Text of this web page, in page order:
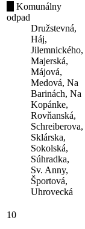
Komunálny
odpad
Družstevná,
Háj,
Jilemnického,
Majerská,
Májová,
Medová, Na
Barinách, Na
Kopánke,
Rovňanská,
Schreiberova,
Sklárska,
Sokolská,
Súhradka,
Sv. Anny,
Športová,
Uhrovecká
10